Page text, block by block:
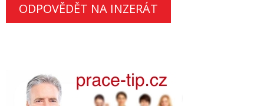
ODPOVĚDĚT NA INZERÁT